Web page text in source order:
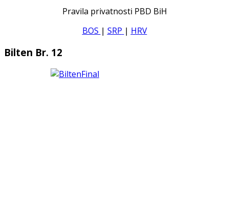
Pravila privatnosti PBD BiH
BOS | SRP | HRV
Bilten Br. 12